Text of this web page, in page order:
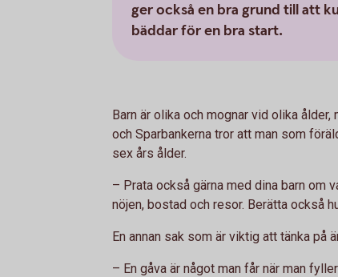
ger också en bra grund till att
bäddar för en bra start.
Barn är olika och mognar vid olika
och Sparbankerna tror att man som
sex års ålder.
– Prata också gärna med dina barn om
nöjen, bostad och resor. Berätta också
En annan sak som är viktig att tänka på
– En gåva är något man får när man